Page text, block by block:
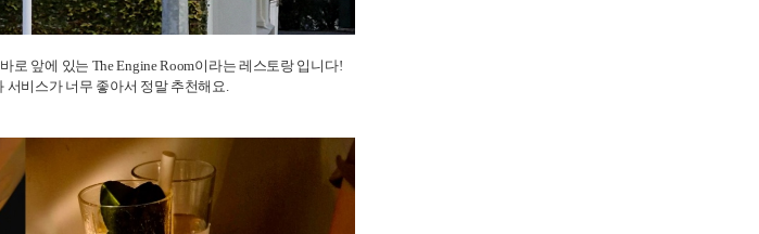
로 앞에 있는 The Engine Room이라는 레스토랑 입니다!
서비스가 너무 좋아서 정말 추천해요.